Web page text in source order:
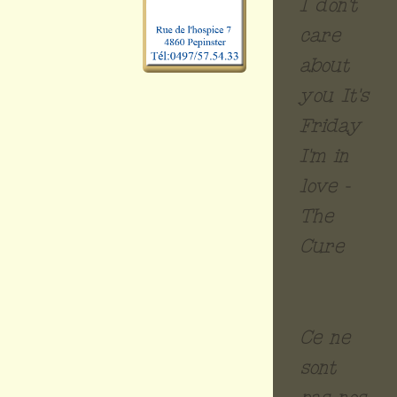
I don't
care
about
you It's
Friday
I'm in
love -
The
Cure
Ce ne
sont